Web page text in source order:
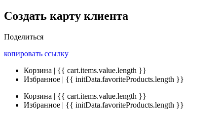
Создать карту клиента
Поделиться
копировать ссылку
Корзина | {{ cart.items.value.length }}
Избранное | {{ initData.favoriteProducts.length }}
Корзина | {{ cart.items.value.length }}
Избранное | {{ initData.favoriteProducts.length }}